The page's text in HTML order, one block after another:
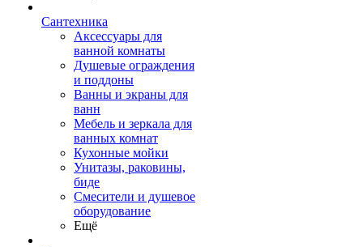
Сантехника
Аксессуары для
ванной комнаты
Душевые ограждения
и поддоны
Ванны и экраны для
ванн
Мебель и зеркала для
ванных комнат
Кухонные мойки
Унитазы, раковины,
биде
Смесители и душевое
оборудование
Ещё